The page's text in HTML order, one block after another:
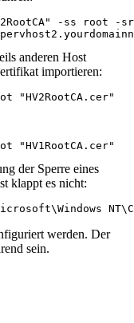
-ss root -
anderen Host
importieren:
der Sperre eines
klappt es nicht:
werden. Der
sein.